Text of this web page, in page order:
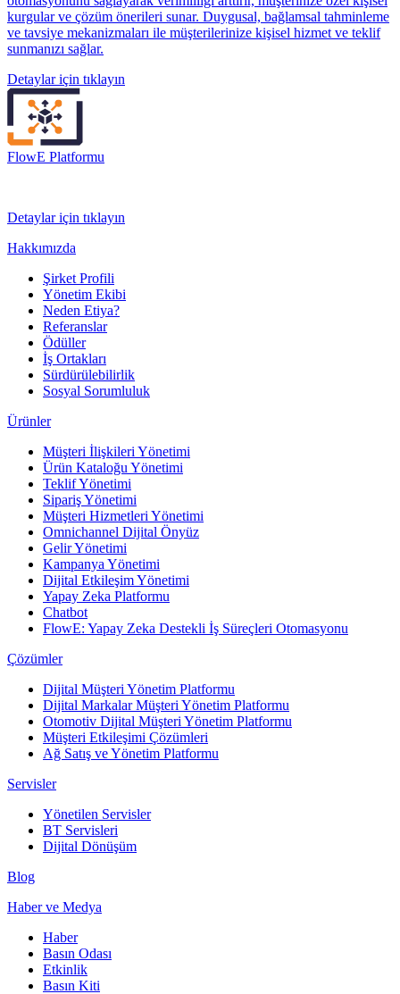
kurgular ve çözüm önerileri sunar. Duygusal, bağlamsal tahminleme
ve tavsiye mekanizmaları ile müşterilerinize kişisel hizmet ve teklif
sunmanızı sağlar.
Detaylar için tıklayın
FlowE Platformu
Detaylar için tıklayın
Hakkımızda
Şirket Profili
Yönetim Ekibi
Neden Etiya?
Referanslar
Ödüller
İş Ortakları
Sürdürülebilirlik
Sosyal Sorumluluk
Ürünler
Müşteri İlişkileri Yönetimi
Ürün Kataloğu Yönetimi
Teklif Yönetimi
Sipariş Yönetimi
Müşteri Hizmetleri Yönetimi
Omnichannel Dijital Önyüz
Gelir Yönetimi
Kampanya Yönetimi
Dijital Etkileşim Yönetimi
Yapay Zeka Platformu
Chatbot
FlowE: Yapay Zeka Destekli İş Süreçleri Otomasyonu
Çözümler
Dijital Müşteri Yönetim Platformu
Dijital Markalar Müşteri Yönetim Platformu
Otomotiv Dijital Müşteri Yönetim Platformu
Müşteri Etkileşimi Çözümleri
Ağ Satış ve Yönetim Platformu
Servisler
Yönetilen Servisler
BT Servisleri
Dijital Dönüşüm
Blog
Haber ve Medya
Haber
Basın Odası
Etkinlik
Basın Kiti